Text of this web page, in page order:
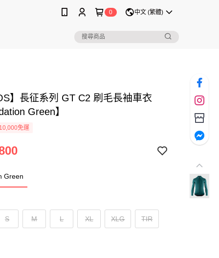
0 中文 (繁體)
】長征系列 GT C2 刷毛長袖車衣
Green】
免運
Green
S M L XL XLG TIR